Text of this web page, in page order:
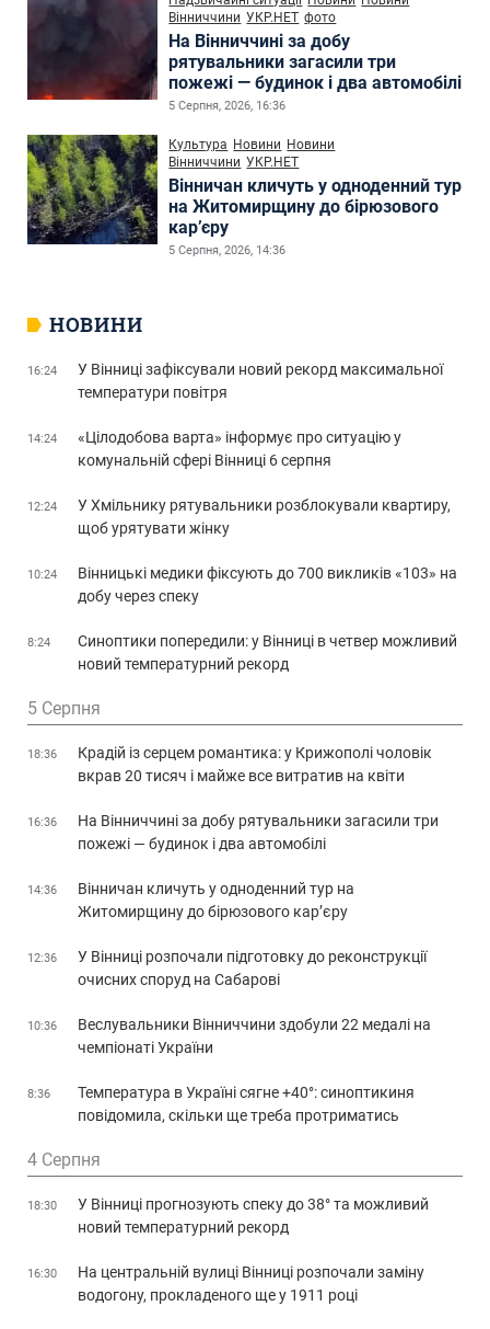
Вінниччини УКР.НЕТ фото
На Вінниччині за добу
рятувальники загасили три
пожежі — будинок і два автомобілі
5 Серпня, 2026, 16:36
Культура Новини Новини
Вінниччини УКР.НЕТ
Вінничан кличуть у одноденний тур
на Житомирщину до бірюзового
кар’єру
5 Серпня, 2026, 14:36
НОВИНИ
16:24
У Вінниці зафіксували новий рекорд максимальної
температури повітря
14:24
«Цілодобова варта» інформує про ситуацію у
комунальній сфері Вінниці 6 серпня
12:24
У Хмільнику рятувальники розблокували квартиру,
щоб урятувати жінку
10:24
Вінницькі медики фіксують до 700 викликів «103» на
добу через спеку
8:24
Синоптики попередили: у Вінниці в четвер можливий
новий температурний рекорд
5 Серпня
18:36
Крадій із серцем романтика: у Крижополі чоловік
вкрав 20 тисяч і майже все витратив на квіти
16:36
На Вінниччині за добу рятувальники загасили три
пожежі — будинок і два автомобілі
14:36
Вінничан кличуть у одноденний тур на
Житомирщину до бірюзового кар’єру
12:36
У Вінниці розпочали підготовку до реконструкції
очисних споруд на Сабарові
10:36
Веслувальники Вінниччини здобули 22 медалі на
чемпіонаті України
8:36
Температура в Україні сягне +40°: синоптикиня
повідомила, скільки ще треба протриматись
4 Серпня
18:30
У Вінниці прогнозують спеку до 38° та можливий
новий температурний рекорд
16:30
На центральній вулиці Вінниці розпочали заміну
водогону, прокладеного ще у 1911 році